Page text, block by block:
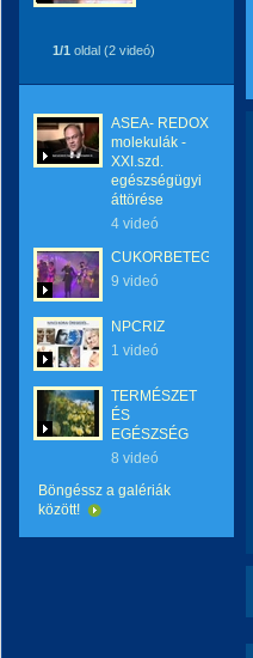
1/1 oldal (2 videó)
ASEA- REDOX
molekulák -
XXI.szd.
egészségügyi
áttörése
4 videó
CUKORBETEGEKNEK
9 videó
NPCRIZ
1 videó
TERMÉSZET
ÉS
EGÉSZSÉG
8 videó
Böngéssz a galériák
között!